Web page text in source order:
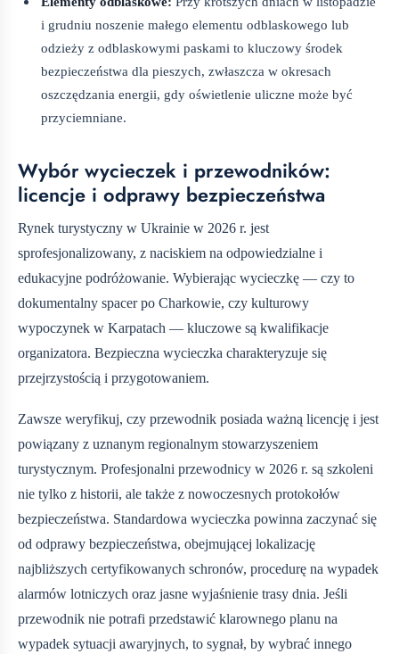
i grudniu noszenie małego elementu odblaskowego lub
odzieży z odblaskowymi paskami to kluczowy środek
bezpieczeństwa dla pieszych, zwłaszcza w okresach
oszczędzania energii, gdy oświetlenie uliczne może być
przyciemniane.
Wybór wycieczek i przewodników:
licencje i odprawy bezpieczeństwa
Rynek turystyczny w Ukrainie w 2026 r. jest
sprofesjonalizowany, z naciskiem na odpowiedzialne i
edukacyjne podróżowanie. Wybierając wycieczkę — czy to
dokumentalny spacer po Charkowie, czy kulturowy
wypoczynek w Karpatach — kluczowe są kwalifikacje
organizatora. Bezpieczna wycieczka charakteryzuje się
przejrzystością i przygotowaniem.
Zawsze weryfikuj, czy przewodnik posiada ważną licencję i jest
powiązany z uznanym regionalnym stowarzyszeniem
turystycznym. Profesjonalni przewodnicy w 2026 r. są szkoleni
nie tylko z historii, ale także z nowoczesnych protokołów
bezpieczeństwa. Standardowa wycieczka powinna zaczynać się
od odprawy bezpieczeństwa, obejmującej lokalizację
najbliższych certyfikowanych schronów, procedurę na wypadek
alarmów lotniczych oraz jasne wyjaśnienie trasy dnia. Jeśli
przewodnik nie potrafi przedstawić klarownego planu na
wypadek sytuacji awaryjnych, to sygnał, by wybrać innego